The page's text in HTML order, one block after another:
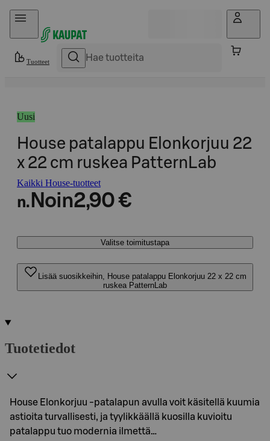
Hyppää sisältöön
Tuotteet
Uusi
House patalappu Elonkorjuu 22
x 22 cm ruskea PatternLab
Kaikki House-tuotteet
n. Noin2,90 €
Valitse toimitustapa
Lisää suosikkeihin, House patalappu Elonkorjuu 22 x 22 cm
ruskea PatternLab
Tuotetiedot
House Elonkorjuu -patalapun avulla voit käsitellä kuumia
astioita turvallisesti, ja tyylikkäällä kuosilla kuvioitu
patalappu tuo modernia ilmettä…